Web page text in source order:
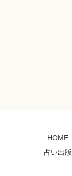
HOME
占い出版